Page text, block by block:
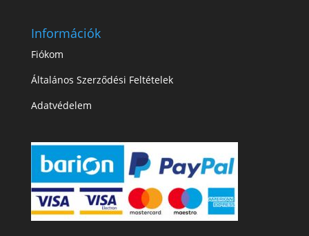
Információk
Fiókom
Általános Szerződési Feltételek
Adatvédelem